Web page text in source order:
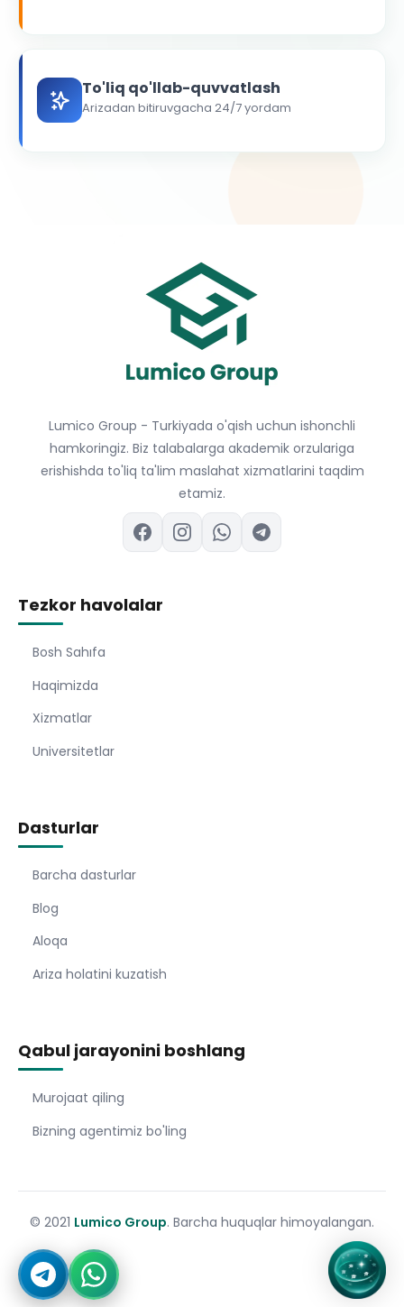
To'liq qo'llab-quvvatlash
Arizadan bitiruvgacha 24/7 yordam
Lumico Group - Turkiyada o'qish uchun ishonchli
hamkoringiz. Biz talabalarga akademik orzulariga
erishishda to'liq ta'lim maslahat xizmatlarini taqdim
etamiz.
Tezkor havolalar
Bosh Sahıfa
Haqimizda
Xizmatlar
Universitetlar
Dasturlar
Barcha dasturlar
Blog
Aloqa
Ariza holatini kuzatish
Qabul jarayonini boshlang
Murojaat qiling
Bizning agentimiz bo'ling
© 2021 Lumico Group. Barcha huquqlar himoyalangan.